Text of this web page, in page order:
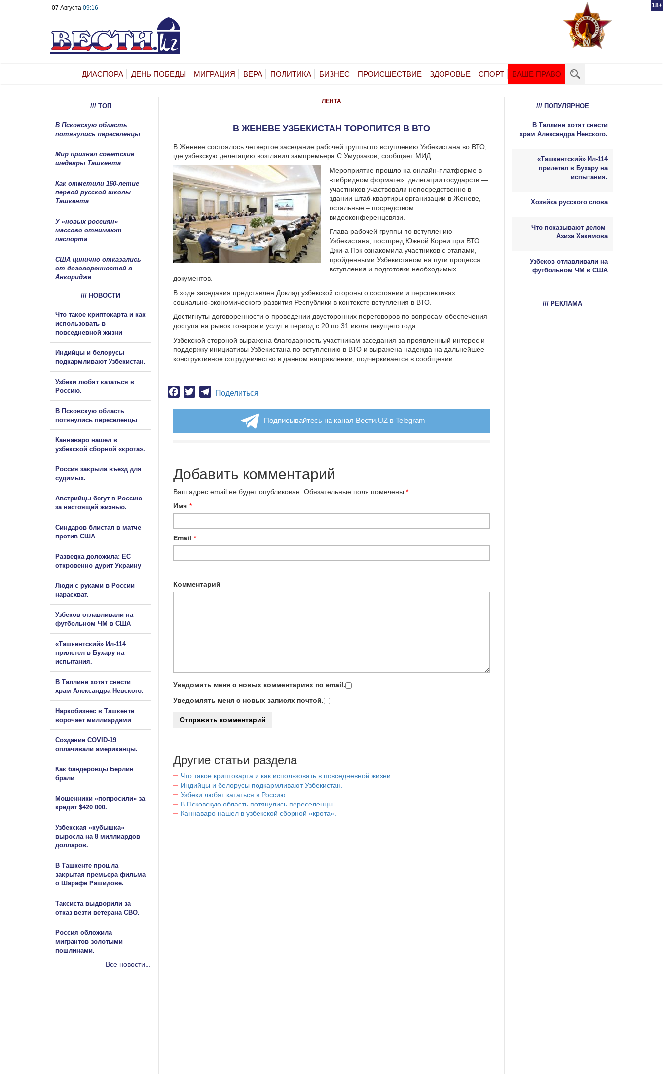
18+
07 Августа 09:16
ДИАСПОРА ДЕНЬ ПОБЕДЫ МИГРАЦИЯ ВЕРА ПОЛИТИКА БИЗНЕС ПРОИСШЕСТВИЕ ЗДОРОВЬЕ СПОРТ ВАШЕ ПРАВО
ЛЕНТА
В ЖЕНЕВЕ УЗБЕКИСТАН ТОРОПИТСЯ В ВТО
В Женеве состоялось четвертое заседание рабочей группы по вступлению Узбекистана во ВТО,
где узбекскую делегацию возглавил зампремьера С.Умурзаков, сообщает МИД.
Мероприятие прошло на онлайн-платформе в
«гибридном формате»: делегации государств —
участников участвовали непосредственно в
здании штаб-квартиры организации в Женеве,
остальные – посредством
видеоконференцсвязи.
Глава рабочей группы по вступлению
Узбекистана, постпред Южной Кореи при ВТО
Джи-а Пэк ознакомила участников с этапами,
пройденными Узбекистаном на пути процесса
вступления и подготовки необходимых
документов.
В ходе заседания представлен Доклад узбекской стороны о состоянии и перспективах
социально-экономического развития Республики в контексте вступления в ВТО.
Достигнуты договоренности о проведении двусторонних переговоров по вопросам обеспечения
доступа на рынок товаров и услуг в период с 20 по 31 июля текущего года.
Узбекской стороной выражена благодарность участникам заседания за проявленный интерес и
поддержку инициативы Узбекистана по вступлению в ВТО и выражена надежда на дальнейшее
конструктивное сотрудничество в данном направлении, подчеркивается в сообщении.
Facebook
TwitterTelegram
Поделиться
Подписывайтесь на канал Вести.UZ в Telegram
Добавить комментарий
Ваш адрес email не будет опубликован. Обязательные поля помечены *
Имя *
Email *
Комментарий
Уведомить меня о новых комментариях по email.
Уведомлять меня о новых записях почтой.
Другие статьи раздела
Что такое криптокарта и как использовать в повседневной жизни
Индийцы и белорусы подкармливают Узбекистан.
Узбеки любят кататься в Россию.
В Псковскую область потянулись переселенцы
Каннаваро нашел в узбекской сборной «крота».
/// ТОП
В Псковскую область
потянулись переселенцы
Мир признал советские
шедевры Ташкента
Как отметили 160-летие
первой русской школы
Ташкента
У «новых россиян»
массово отнимают
паспорта
США цинично отказались
от договоренностей в
Анкоридже
/// НОВОСТИ
Что такое криптокарта и как
использовать в
повседневной жизни
Индийцы и белорусы
подкармливают Узбекистан.
Узбеки любят кататься в
Россию.
В Псковскую область
потянулись переселенцы
Каннаваро нашел в
узбекской сборной «крота».
Россия закрыла въезд для
судимых.
Австрийцы бегут в Россию
за настоящей жизнью.
Синдаров блистал в матче
против США
Разведка доложила: ЕС
откровенно дурит Украину
Люди с руками в России
нарасхват.
Узбеков отлавливали на
футбольном ЧМ в США
«Ташкентский» Ил-114
прилетел в Бухару на
испытания.
В Таллине хотят снести
храм Александра Невского.
Наркобизнес в Ташкенте
ворочает миллиардами
Создание COVID-19
оплачивали американцы.
Как бандеровцы Берлин
брали
Мошенники «попросили» за
кредит $420 000.
Узбекская «кубышка»
выросла на 8 миллиардов
долларов.
В Ташкенте прошла
закрытая премьера фильма
о Шарафе Рашидове.
Таксиста выдворили за
отказ везти ветерана СВО.
Россия обложила
мигрантов золотыми
пошлинами.
Все новости...
/// ПОПУЛЯРНОЕ
В Таллине хотят снести
храм Александра Невского.
«Ташкентский» Ил-114
прилетел в Бухару на
испытания.
Хозяйка русского слова
Что показывают делом
Азиза Хакимова
Узбеков отлавливали на
футбольном ЧМ в США
/// РЕКЛАМА